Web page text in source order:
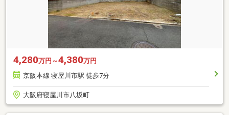
4,280万円～4,380万円
京阪本線 寝屋川市駅 徒歩7分
大阪府寝屋川市八坂町